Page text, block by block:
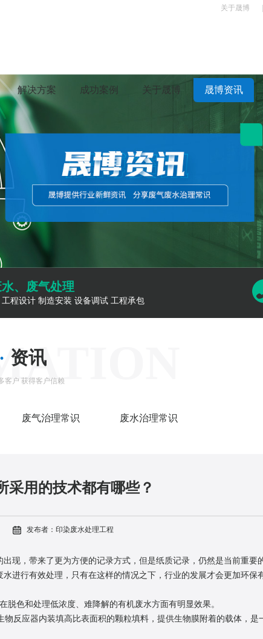
关于晟博
解决方案 成功案例 关于晟博 晟博资讯
污水处理 高氨氮污水处理 高氨氮污水处理 高氨氮污水处
、废气处理
程设计 制造安装 设备调试 工程承包
· 资讯
客户 获得客户信赖
废气治理常识 废水治理常识
采用的技术都有哪些？
发布者：印染废水处理工程
，带来了更为方便的记录方式，但是纸质记录，仍然是当前重要
行有效处理，只有在这样的情况之下，行业的发展才会更加环保
色和处理低浓度、难降解的有机废水方面有明显效果。
应器内装填高比表面积的颗粒填料，提供生物膜附着的载体，是